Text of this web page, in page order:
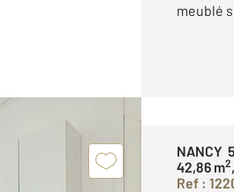
meublé
NANCY
42,86 m2
Ref :